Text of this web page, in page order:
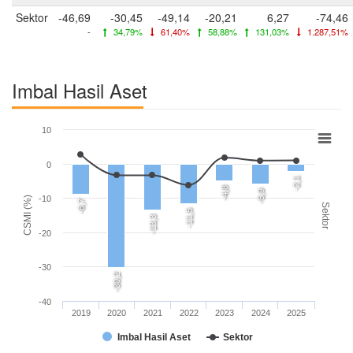
Sektor
-46,69
-
-30,45
34,79%
-49,14
61,40%
-20,21
58,88%
6,27
131,03%
-74,46
1.287,51%
Imbal Hasil Aset
CSMI (%) Sektor
-8,7
-30,2
-13,3 -11,5
-4,8 -5,9
-2,1
Imbal Hasil Aset Sektor
2019 2020 2021 2022 2023 2024 2025
-40
-30
-20
-10
0
10